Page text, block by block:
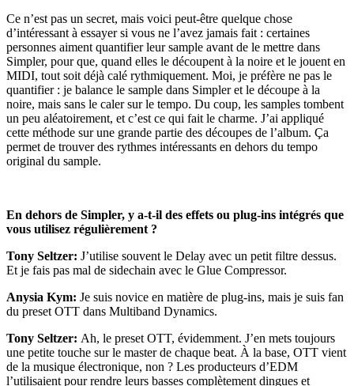
Ce n’est pas un secret, mais voici peut-être quelque chose
d’intéressant à essayer si vous ne l’avez jamais fait : certaines
personnes aiment quantifier leur sample avant de le mettre dans
Simpler, pour que, quand elles le découpent à la noire et le jouent en
MIDI, tout soit déjà calé rythmiquement. Moi, je préfère ne pas le
quantifier : je balance le sample dans Simpler et le découpe à la
noire, mais sans le caler sur le tempo. Du coup, les samples tombent
un peu aléatoirement, et c’est ce qui fait le charme. J’ai appliqué
cette méthode sur une grande partie des découpes de l’album. Ça
permet de trouver des rythmes intéressants en dehors du tempo
original du sample.
En dehors de Simpler, y a-t-il des effets ou plug-ins intégrés que
vous utilisez régulièrement ?
Tony Seltzer: J’utilise souvent le Delay avec un petit filtre dessus.
Et je fais pas mal de sidechain avec le Glue Compressor.
Anysia Kym: Je suis novice en matière de plug-ins, mais je suis fan
du preset OTT dans Multiband Dynamics.
Tony Seltzer: Ah, le preset OTT, évidemment. J’en mets toujours
une petite touche sur le master de chaque beat. À la base, OTT vient
de la musique électronique, non ? Les producteurs d’EDM
l’utilisaient pour rendre leurs basses complètement dingues et